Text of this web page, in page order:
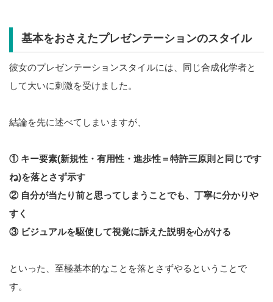
基本をおさえたプレゼンテーションのスタイル
彼女のプレゼンテーションスタイルには、同じ合成化学者と
して大いに刺激を受けました。
結論を先に述べてしまいますが、
① キー要素(新規性・有用性・進歩性＝特許三原則と同じです
ね)を落とさず示す
②自分が当たり前と思ってしまうことでも、丁寧に分かりや
すく
③ ビジュアルを駆使して視覚に訴えた説明を心がける
といった、至極基本的なことを落とさずやるということで
す。